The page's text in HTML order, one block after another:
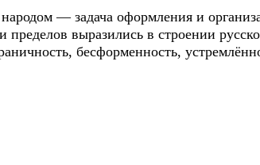
народом — задача оформления и
пределов выразились в строении
бесформенность,